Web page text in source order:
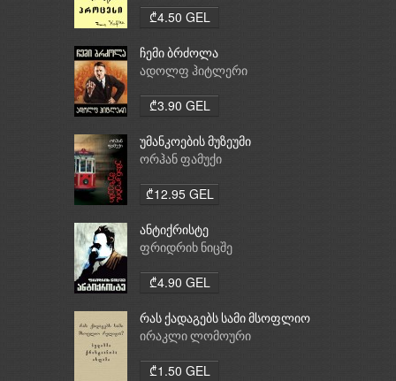
₾4.50 GEL
ჩემი ბრძოლა
ადოლფ ჰიტლერი
₾3.90 GEL
უმანკოების მუზეუმი
ორჰან ფამუქი
₾12.95 GEL
ანტიქრისტე
ფრიდრიხ ნიცშე
₾4.90 GEL
რას ქადაგებს სამი მსოფლიო
რელიგია: ბუდიზმი,
ირაკლი ლომოური
₾1.50 GEL